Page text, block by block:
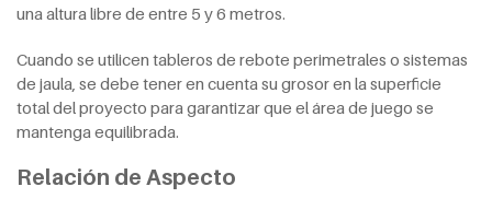
una altura libre de entre 5 y 6 metros.
Cuando se utilicen tableros de rebote perimetrales o sistemas
de jaula, se debe tener en cuenta su grosor en la superficie
total del proyecto para garantizar que el área de juego se
mantenga equilibrada.
Relación de Aspecto